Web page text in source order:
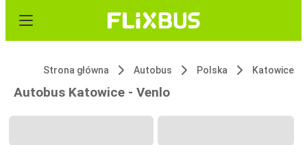
Strona główna Autobus Polska Katowice
Autobus Katowice - Venlo